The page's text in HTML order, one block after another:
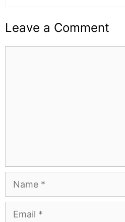
Leave a Comment
Name
Email